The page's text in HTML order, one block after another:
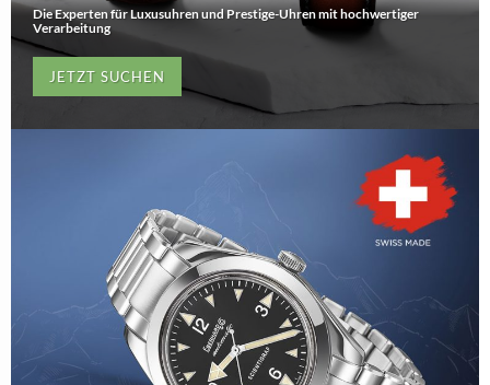
Die Experten für Luxusuhren und Prestige-Uhren mit hochwertiger
Verarbeitung
JETZT SUCHEN